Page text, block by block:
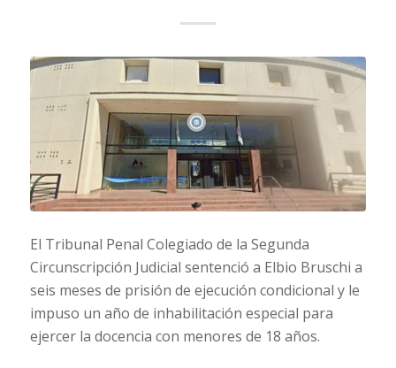
El Tribunal Penal Colegiado de la Segunda
Circunscripción Judicial sentenció a Elbio Bruschi a
seis meses de prisión de ejecución condicional y le
impuso un año de inhabilitación especial para
ejercer la docencia con menores de 18 años.